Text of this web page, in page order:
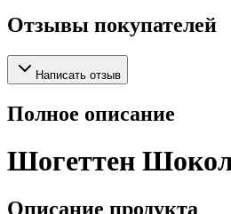
Отзывы покупателей
Написать отзыв
Полное описание
Шогеттен
Описание продукта